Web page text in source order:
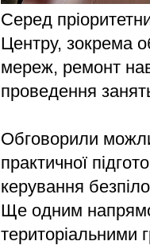
Серед
Центру, зокрема
мереж, ремонт
проведення
Обговорили
практичної
керування
Ще одним
територіальними